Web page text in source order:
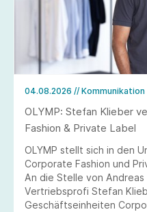
04.08.2026 // Kommunikation
OLYMP: Stefan Klieber
Fashion & Private Label
OLYMP stellt sich in den
Corporate Fashion und
An die Stelle von
Vertriebsprofi Stefan
Geschäftseinheiten